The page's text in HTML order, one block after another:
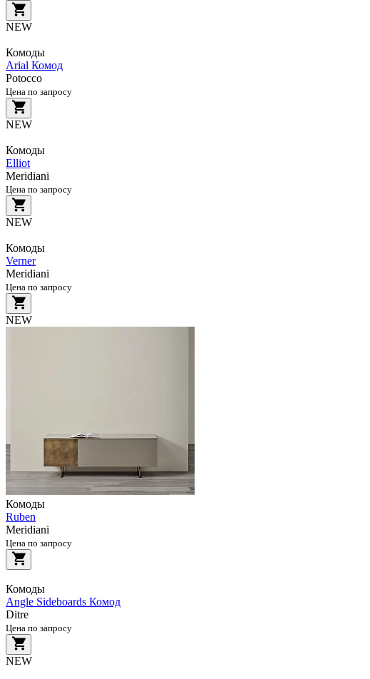
NEW
Комоды
Arial Комод
Potocco
Цена по запросу
NEW
Комоды
Elliot
Meridiani
Цена по запросу
NEW
Комоды
Verner
Meridiani
Цена по запросу
NEW
Комоды
Ruben
Meridiani
Цена по запросу
Комоды
Angle Sideboards Комод
Ditre
Цена по запросу
NEW